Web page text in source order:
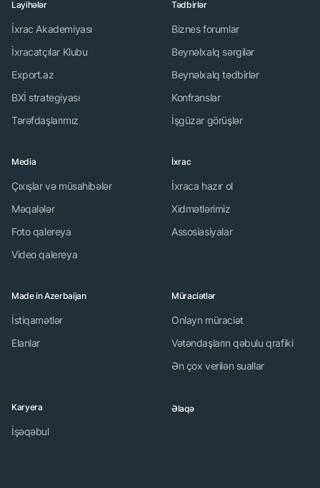
Layihələr
İxrac Akademiyası
İxracatçılar Klubu
Export.az
BXİ strategiyası
Tərəfdaşlarımız
Tədbirlər
Biznes forumlar
Beynəlxalq sərgilər
Beynəlxalq tədbirlər
Konfranslar
İşgüzar görüşlər
Media
Çıxışlar və müsahibələr
Məqalələr
Foto qalereya
Video qalereya
İxrac
İxraca hazır ol
Xidmətlərimiz
Assosiasiyalar
Made in Azerbaijan
İstiqamətlər
Elanlar
Müraciətlər
Onlayn müraciət
Vətəndaşların qəbulu qrafiki
Ən çox verilən suallar
Karyera
İşəqəbul
Əlaqə